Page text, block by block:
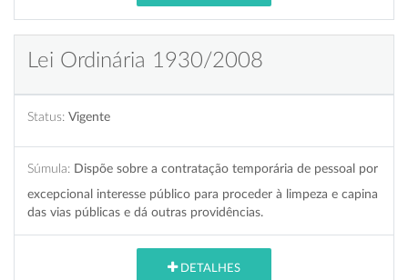
Lei Ordinária 1930/2008
Status: Vigente
Súmula: Dispõe sobre a contratação temporária de pessoal por
excepcional interesse público para proceder à limpeza e capina
das vias públicas e dá outras providências.
DETALHES